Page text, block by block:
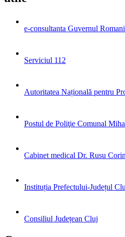
e-consultanta Guvernul
Serviciul 112
Autoritatea Națională pentru
Postul de Poliţie Comunal
Cabinet medical Dr. Rusu
Instituția Prefectului-Județul
Consiliul Județean Cluj